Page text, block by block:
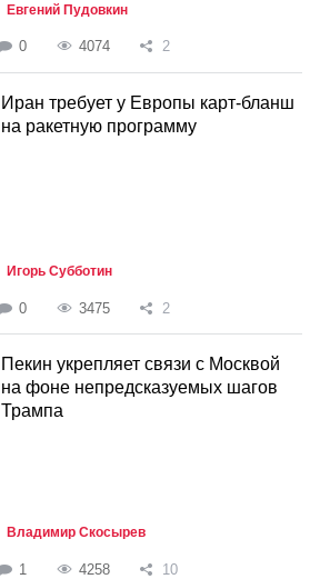
Евгений Пудовкин
0 4074 2
Иран требует у Европы карт-бланш
на ракетную программу
Игорь Субботин
0 3475 2
Пекин укрепляет связи с Москвой
на фоне непредсказуемых шагов
Трампа
Владимир Скосырев
1 4258 10